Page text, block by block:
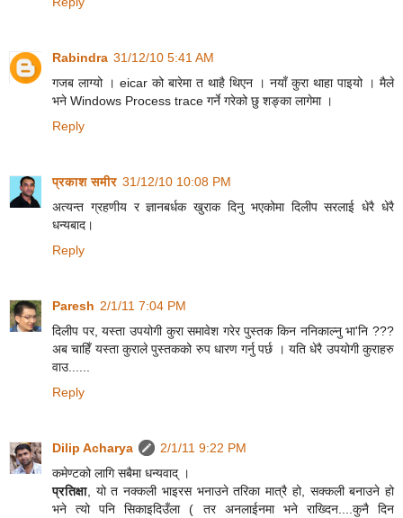
Rabindra 31/12/10 5:41 AM
गजब लाग्यो । eicar को बारेमा त थाहै थिएन । नयाँ कुरा थाहा पाइयो । मैले
भने Windows Process trace गर्ने गरेको छु शङ्का लागेमा ।
Reply
प्रकाश समीर 31/12/10 10:08 PM
अत्यन्त ग्रहणीय र ज्ञानबर्धक खुराक दिनु भएकोमा दिलीप सरलाई धेरै धेरै
धन्यबाद।
Reply
Paresh 2/1/11 7:04 PM
दिलीप पर, यस्ता उपयोगी कुरा समावेश गरेर पुस्तक किन ननिकाल्नु भा'नि ???
अब चाहिँ यस्ता कुराले पुस्तकको रुप धारण गर्नु पर्छ । यति धेरै उपयोगी कुराहरु
वाउ......
Reply
Dilip Acharya
2/1/11 9:22 PM
कमेण्टको लागि सबैमा धन्यवाद् ।
प्रतिक्षा , यो त नक्कली भाइरस भनाउने तरिका मात्रै हो, सक्कली बनाउने हो
भने त्यो पनि सिकाइदिउँला ( तर अनलाईनमा भने राख्दिन....कुनै दिन